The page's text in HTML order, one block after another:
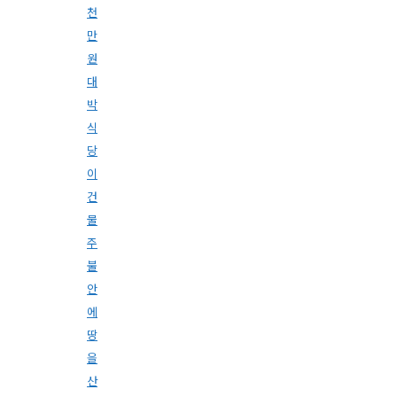
천
만
원
대
박
식
당
이
건
물
주
불
안
에
땅
을
산